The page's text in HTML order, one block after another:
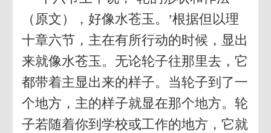
（原文），好像水苍玉。’根据但以理
十章六节，主在有所行动的时候，显出
来就像水苍玉。无论轮子往那里去，它
都带着主显出来的样子。当轮子到了一
个地方，主的样子就显在那个地方。轮
子若随着你到学校或工作的地方，它就